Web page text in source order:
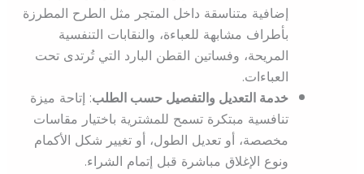
إضافية متناسقة داخل المتجر مثل الطرح المطرزة
بأطراف مشابهة للعباءة، والنقابات التنفسية
المريحة، وفساتين القطن البارد التي تُرتدى تحت
العباءات.
خدمة التعديل والتفصيل حسب الطلب: إتاحة ميزة
تنافسية مبتكرة تسمح للمشترية باختيار مقاسات
مخصصة، أو تعديل الطول، أو تغيير شكل الأكمام
ونوع الإغلاق مباشرة قبل إتمام الشراء.